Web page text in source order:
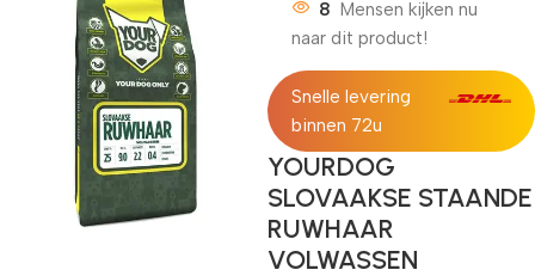
8 Mensen kijken nu
naar dit product!
Snelle levering
binnen 72u
YOURDOG
SLOVAAKSE STAANDE
RUWHAAR
VOLWASSEN